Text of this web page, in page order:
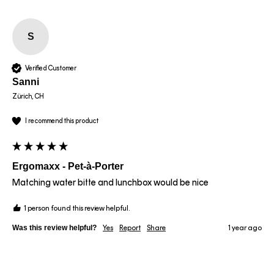
S
Verified Customer
Sanni
Zürich, CH
I recommend this product
Ergomaxx - Pet-à-Porter
Matching water bitte and lunchbox would be nice
1 person found this review helpful.
Was this review helpful? Yes Report Share 1 year ago